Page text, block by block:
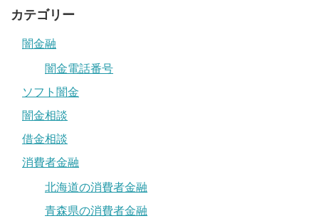
カテゴリー
闇金融
闇金電話番号
ソフト闇金
闇金相談
借金相談
消費者金融
北海道の消費者金融
青森県の消費者金融